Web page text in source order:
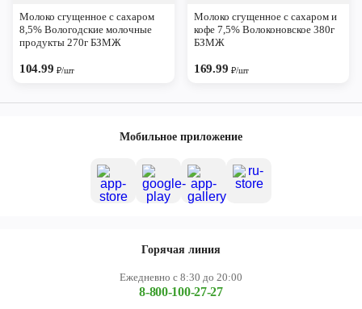
Молоко сгущенное с сахаром
8,5% Вологодские молочные
продукты 270г БЗМЖ
104.99 ₽/шт
Молоко сгущенное с сахаром и
кофе 7,5% Волоконовское 380г
БЗМЖ
169.99 ₽/шт
Мобильное приложение
Горячая линия
Ежедневно с 8:30 до 20:00
8-800-100-27-27